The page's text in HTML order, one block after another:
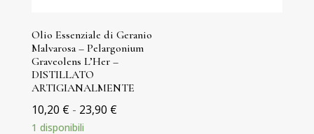
Olio Essenziale di Geranio
Malvarosa – Pelargonium
Graveolens L’Her –
DISTILLATO
ARTIGIANALMENTE
10,20 € - 23,90 €Fascia
1 disponibili